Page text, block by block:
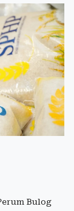
Bulog